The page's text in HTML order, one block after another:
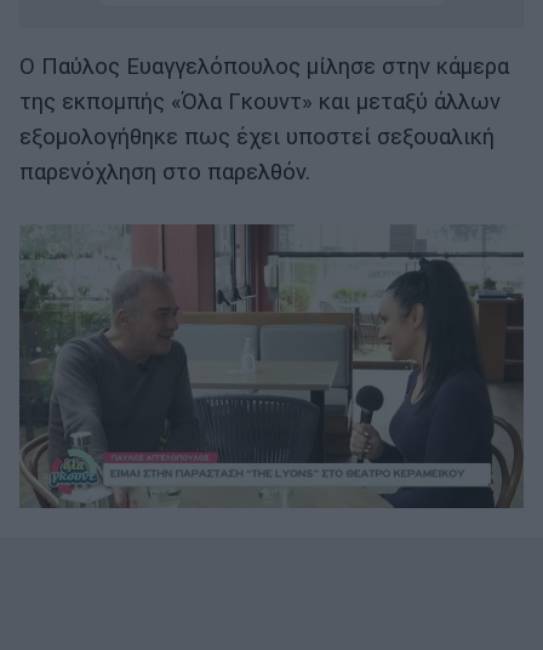
Ο Παύλος Ευαγγελόπουλος μίλησε στην κάμερα
της εκπομπής «Όλα Γκουντ» και μεταξύ άλλων
εξομολογήθηκε πως έχει υποστεί σεξουαλική
παρενόχληση στο παρελθόν.